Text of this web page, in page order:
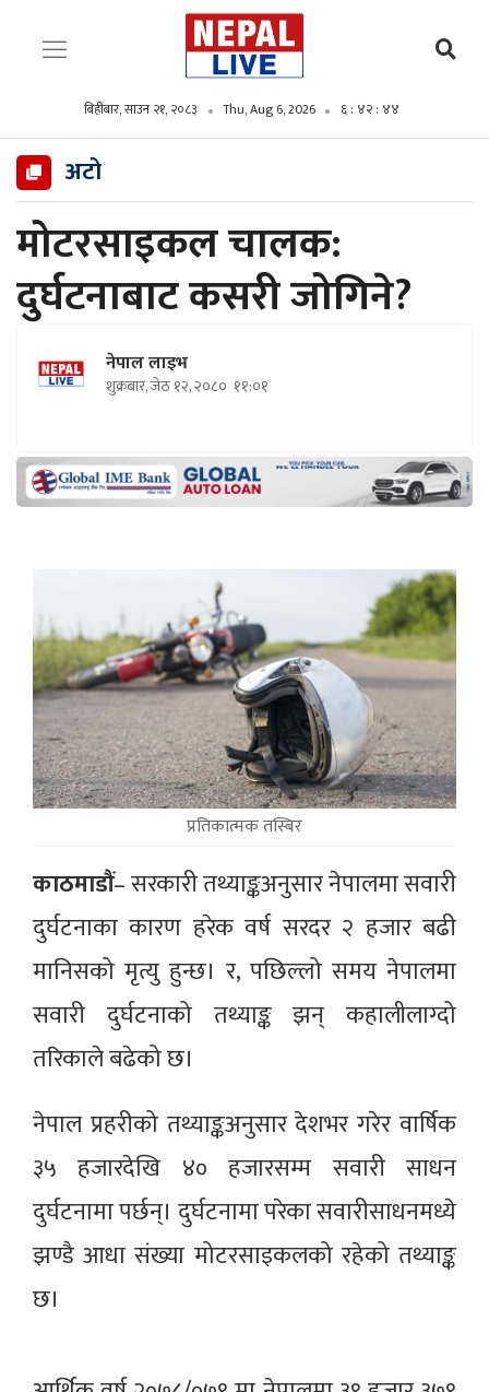
बिहीबार, साउन २१, २०८३ Thu, Aug 6, 2026 ६ : ४२ : ४५
अटो
मोटरसाइकल चालक:
दुर्घटनाबाट कसरी जोगिने?
नेपाल लाइभ
शुक्रबार, जेठ १२, २०८० ११:०१
प्रतिकात्मक तस्बिर
काठमाडौं– सरकारी तथ्याङ्कअनुसार नेपालमा सवारी
दुर्घटनाका कारण हरेक वर्ष सरदर २ हजार बढी
मानिसको मृत्यु हुन्छ। र, पछिल्लो समय नेपालमा
सवारी दुर्घटनाको तथ्याङ्क झन् कहालीलाग्दो
तरिकाले बढेको छ।
नेपाल प्रहरीको तथ्याङ्कअनुसार देशभर गरेर वार्षिक
३५ हजारदेखि ४० हजारसम्म सवारी साधन
दुर्घटनामा पर्छन्। दुर्घटनामा परेका सवारीसाधनमध्ये
झण्डै आधा संख्या मोटरसाइकलको रहेको तथ्याङ्क
छ।